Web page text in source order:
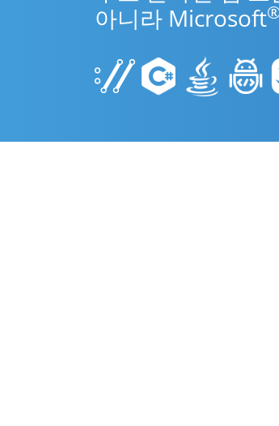
아니라 Microsoft